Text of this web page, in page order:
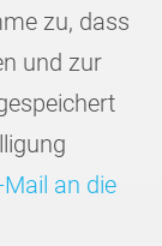
zu, dass
und zur
Mail an die